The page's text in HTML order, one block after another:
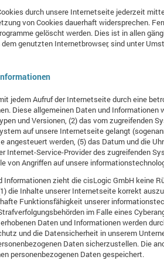
durch unsere Internetseite jederzeit
von Cookies dauerhaft widersprechen.
gelöscht werden. Dies ist in allen
genutzten Internetbrowser, sind unter
jedem Aufruf der Internetseite durch eine
Diese allgemeinen Daten und
und Versionen, (2) das vom zugreifenden
auf unsere Internetseite gelangt
werden, (5) das Datum und die
Internet-Service-Provider des zugreifenden
von Angriffen auf unsere
Informationen zieht die cisLogic GmbH keine
die Inhalte unserer Internetseite korrekt
Funktionsfähigkeit unserer
im Falle eines
Daten und Informationen werden
und die Datensicherheit in unserem
Daten sicherzustellen. Die
personenbezogenen Daten gespeichert.